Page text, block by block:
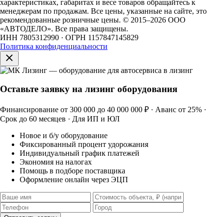
характеристиках, габаритах и весе товаров обращайтесь к
менеджерам по продажам. Все цены, указанные на сайте, это
рекомендованные розничные цены. © 2015–2026 ООО
«АВТОДЕЛО». Все права защищены.
ИНН 7805312990 · ОГРН 1157847145829
Политика конфиденциальности
Оставьте заявку на лизинг оборудования
Финансирование от 300 000 до 40 000 000 ₽ · Аванс от 25% ·
Срок до 60 месяцев · Для ИП и ЮЛ
Новое и б/у оборудование
Фиксированный процент удорожания
Индивидуальный график платежей
Экономия на налогах
Помощь в подборе поставщика
Оформление онлайн через ЭЦП